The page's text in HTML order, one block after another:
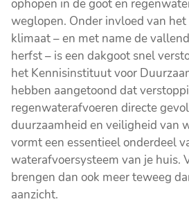
ophopen in de goot en
weglopen. Onder invloed van
klimaat – en met name de
herfst – is een dakgoot snel
het Kennisinstituut voor
hebben aangetoond dat
regenwaterafvoeren directe
duurzaamheid en veiligheid van
vormt een essentieel onderdeel
waterafvoersysteem van je huis.
brengen dan ook meer teweeg
aanzicht.